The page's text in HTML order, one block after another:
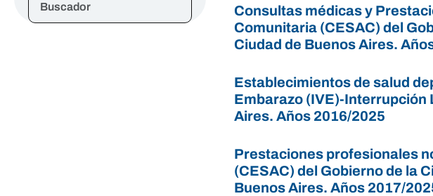
Buscador
Consultas médicas y
Comunitaria (CESAC) del
Ciudad de Buenos Aires.
Establecimientos de salud
Embarazo (IVE)-Interrupción
Aires. Años 2016/2025
Prestaciones profesionales
(CESAC) del Gobierno de la
Buenos Aires. Años 2017/